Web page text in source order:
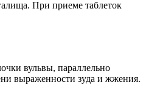
При приеме таблеток
вульвы, параллельно
выраженности зуда и жжения.